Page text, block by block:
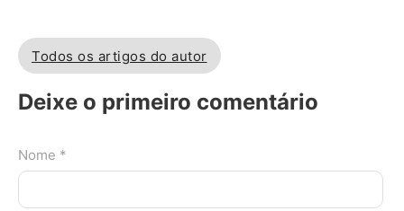
Todos os artigos do autor
Deixe o primeiro comentário
Nome *